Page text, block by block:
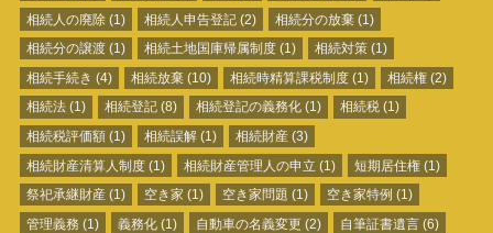
相続人の廃除(1) 相続人申告登記 (2) 相続分の放棄 (1)
相続分の譲渡(1) 相続土地国庫帰属制度 (1) 相続対策 (1)
相続手続き (4) 相続放棄 (10) 相続時精算課税制度 (1) 相続権 (2)
相続法(1) 相続登記 (8) 相続登記の義務化 (1) 相続税 (1)
相続税評価額(1) 相続誤解 (1) 相続財産 (3)
相続財産清算人制度(1) 相続財産管理人の申立 (1) 短期居住権 (1)
祭祀承継財産(1) 空き家 (1) 空き家問題 (1) 空き家特例 (1)
管理義務 (1) 義務化 (1) 自動車の名義変更 (2) 自筆証書遺言 (6)